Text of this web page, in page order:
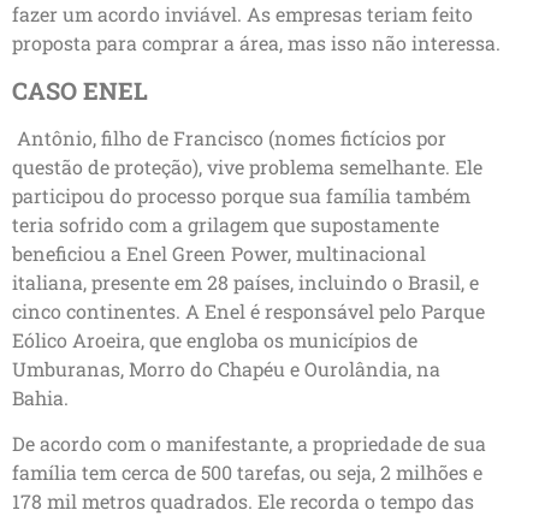
fazer um acordo inviável. As empresas teriam feito
proposta para comprar a área, mas isso não interessa.
CASO ENEL
Antônio, filho de Francisco (nomes fictícios por
questão de proteção), vive problema semelhante. Ele
participou do processo porque sua família também
teria sofrido com a grilagem que supostamente
beneficiou a Enel Green Power, multinacional
italiana, presente em 28 países, incluindo o Brasil, e
cinco continentes. A Enel é responsável pelo Parque
Eólico Aroeira, que engloba os municípios de
Umburanas, Morro do Chapéu e Ourolândia, na
Bahia.
De acordo com o manifestante, a propriedade de sua
família tem cerca de 500 tarefas, ou seja, 2 milhões e
178 mil metros quadrados. Ele recorda o tempo das